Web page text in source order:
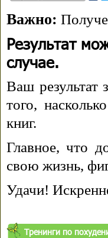
Важно:
Результат
случае.
Ваш результат
того,
книг.
Главное, что
свою жизнь,
Удачи!
Тренинги по